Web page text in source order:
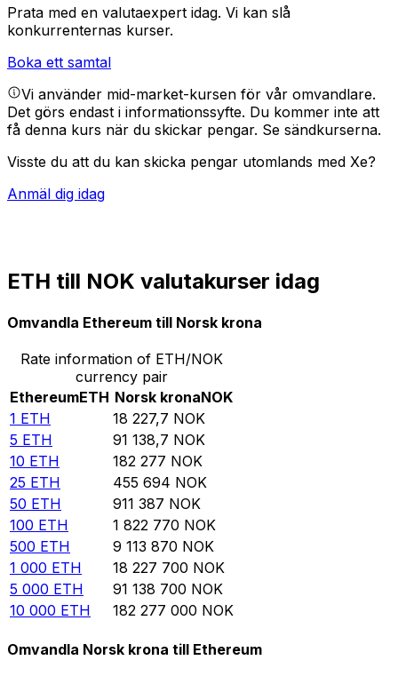
Prata med en valutaexpert idag. Vi kan slå
konkurrenternas kurser.
Boka ett samtal
Vi använder mid-market-kursen för vår omvandlare.
Det görs endast i informationssyfte. Du kommer inte att
få denna kurs när du skickar pengar. Se sändkurserna.
Visste du att du kan skicka pengar utomlands med Xe?
Anmäl dig idag
ETH till NOK valutakurser idag
Omvandla Ethereum till Norsk krona
Rate information of ETH/NOK
currency pair
EthereumETH Norsk kronaNOK
1 ETH 18 227,7 NOK
5 ETH 91 138,7 NOK
10 ETH 182 277 NOK
25 ETH 455 694 NOK
50 ETH 911 387 NOK
100 ETH 1 822 770 NOK
500 ETH 9 113 870 NOK
1 000 ETH 18 227 700 NOK
5 000 ETH 91 138 700 NOK
10 000 ETH 182 277 000 NOK
Omvandla Norsk krona till Ethereum